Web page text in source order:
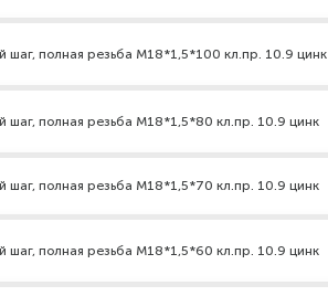
шаг, полная резьба M18*1,5*100 кл.пр. 10.9 цинк
шаг, полная резьба M18*1,5*80 кл.пр. 10.9 цинк
шаг, полная резьба M18*1,5*70 кл.пр. 10.9 цинк
шаг, полная резьба M18*1,5*60 кл.пр. 10.9 цинк